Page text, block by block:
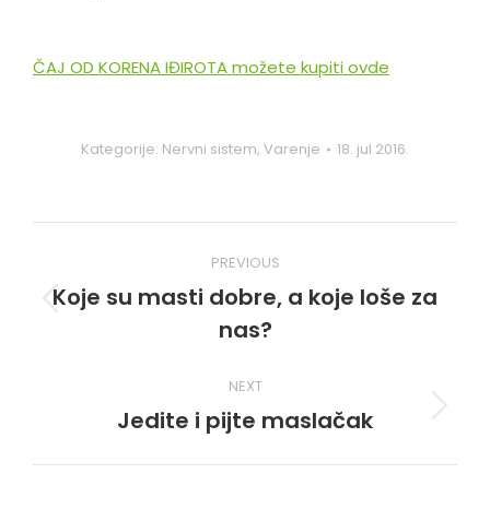
ČAJ OD KORENA IĐIROTA možete kupiti ovde
Kategorije: Nervni sistem, Varenje 18. jul 2016.
navigation
PREVIOUS
Previous
post:
Koje su masti dobre, a koje loše za
nas?
NEXT
Next
Jedite i pijte maslačak